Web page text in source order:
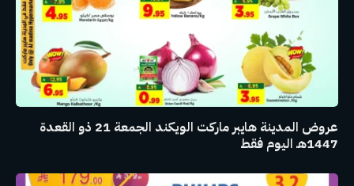
عروض المدينة هايبر ماركت الويكند الجمعة 21 ذو القعدة
1447هـ اليوم فقط